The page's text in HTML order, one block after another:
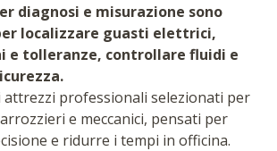
diagnosi e misurazione sono
localizzare guasti elettrici,
e tolleranze, controllare fluidi e
attrezzi professionali selezionati per
e meccanici, pensati per
e ridurre i tempi in officina.